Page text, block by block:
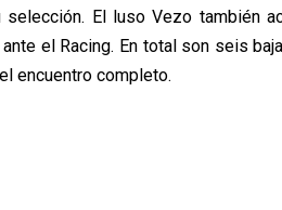
selección. El luso Vezo también
el Racing. En total son seis
encuentro completo.